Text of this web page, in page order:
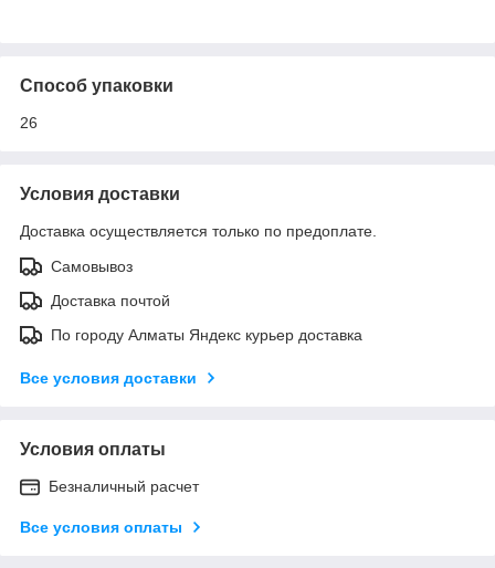
Способ упаковки
26
Условия доставки
Доставка осуществляется только по предоплате.
Самовывоз
Доставка почтой
По городу Алматы Яндекс курьер доставка
Все условия доставки
Условия оплаты
Безналичный расчет
Все условия оплаты